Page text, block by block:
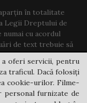
în totalitate
Legii Dreptului de
cu acordul
de text trebuie să
blog.
oferi servicii, pentru
traficul. Dacă folosiți
cookie-urilor. Filme-
personal furnizate de